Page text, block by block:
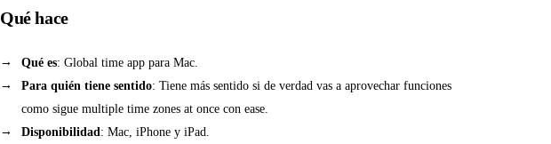
Qué hace
Qué es: Global time app para Mac.
Para quién tiene sentido: Tiene más sentido si de verdad vas a aprovechar funciones
como sigue multiple time zones at once con ease.
Disponibilidad: Mac, iPhone y iPad.